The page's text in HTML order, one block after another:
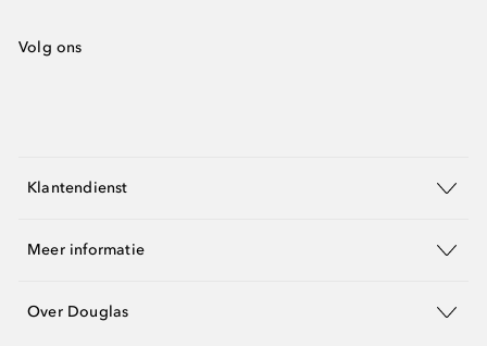
Volg ons
Klantendienst
Meer informatie
Over Douglas